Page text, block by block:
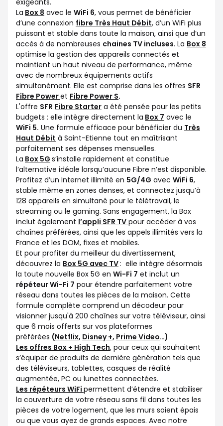
La Box 8 avec le WiFi 6, vous permet de bénéficier
d’une connexion fibre Très Haut Débit, d’un WiFi plus
puissant et stable dans toute la maison, ainsi que d’un
accès à de nombreuses chaines TV incluses. La Box 8
optimise la gestion des appareils connectés et
maintient un haut niveau de performance, même
avec de nombreux équipements actifs
simultanément. Elle est comprise dans les offres SFR
Fibre Poweret Fibre Power S.
L'offre SFR Fibre Starter a été pensée pour les petits
budgets : elle intègre directement la Box 7 avec le
WiFi 5. Une formule efficace pour bénéficier du Très
Haut Débit à Saint-Etienne tout en maîtrisant
parfaitement ses dépenses mensuelles.
La Box 5G s’installe rapidement et constitue
l’alternative idéale lorsqu’aucune Fibre n’est disponible.
Profitez d’un Internet illimité en 5G/4G avec WiFi 6,
stable même en zones denses, et connectez jusqu’à
128 appareils en simultané pour le télétravail, le
streaming ou le gaming. Sans engagement, la Box
inclut également l’appli SFR TV pour accéder à vos
chaînes préférées, ainsi que les appels illimités vers la
France et les DOM, fixes et mobiles.
Et pour profiter du meilleur du divertissement,
découvrez la Box 5G avec TV: elle intègre désormais
la toute nouvelle Box 5G en Wi-Fi 7 et inclut un
répéteur Wi-Fi 7 pour étendre parfaitement votre
réseau dans toutes les pièces de la maison. Cette
formule complète comprend un décodeur pour
visionner jusqu'à 200 chaînes sur votre téléviseur, ainsi
que 6 mois offerts sur vos plateformes
préférées (Netflix, Disney +, Prime Video…)
Les offres Box + High Tech, pour ceux qui souhaitent
s’équiper de produits de dernière génération tels que
des téléviseurs, tablettes, casques de réalité
augmentée, PC ou lunettes connectées.
Les répéteurs WiFi permettent d’étendre et stabiliser
la couverture de votre réseau sans fil dans toutes les
pièces de votre logement, que les murs soient épais
ou que vous ayez de grands espaces. Avec notre